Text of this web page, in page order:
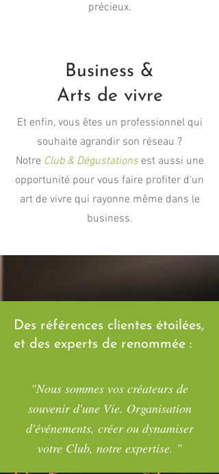
précieux.
Business &
Arts de vivre
Et enfin, vous êtes un professionnel qui
souhaite agrandir son réseau ?
Notre Club & Dégustations est aussi une
opportunité pour vous faire profiter d'un
art de vivre qui rayonne même dans le
business.
Des références clientes étoilées,
et des experts de renommée :
"Nous sommes vos créateurs de
souvenir d'une Vie. Organisation
d'événements, créer ou dynamiser
votre Club, notre expertise. "